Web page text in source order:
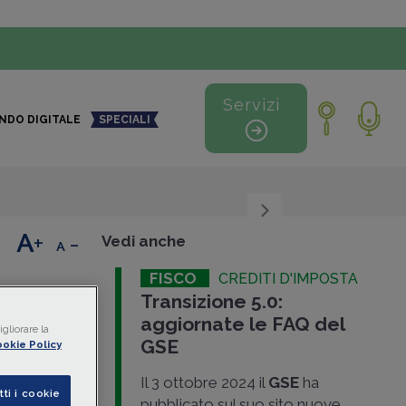
DIGITALE SPECIALI
Servizi
+ - Vedi anche
FISCO CREDITI D'IMPOSTA
Transizione 5.0:
aggiornate le FAQ del
GSE
Il 3 ottobre 2024 il GSEha
la
Policy
i cookie